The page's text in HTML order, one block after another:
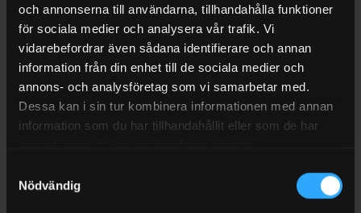
och annonserna till användarna, tillhandahålla funktioner
för sociala medier och analysera vår trafik. Vi
vidarebefordrar även sådana identifierare och annan
information från din enhet till de sociala medier och
annons- och analysföretag som vi samarbetar med.
Dessa kan i sin tur kombinera informationen med annan
information som du har tillhandahållit eller som de har
Nödvändig
RECENSIONER (0)
Invallning till Aluminiumtank 250 Liter
Invallning till Aluminiumtank 250 liter med artnr 101518.
Hål för slanggenomföring (pluggat) vid kontinuerlig drift av